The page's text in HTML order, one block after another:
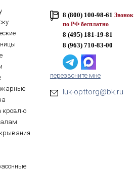
кровлю
8 (800) 100-98-61 Звонок
по РФ бесплатно
8 (495) 181-19-81
8 (963) 710-83-00
перезвоните мне
luk-opttorg@bk.ru